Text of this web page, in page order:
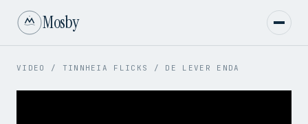
Mosby
VIDEO / TINNHEIA FLICKS / DE LEVER ENDA